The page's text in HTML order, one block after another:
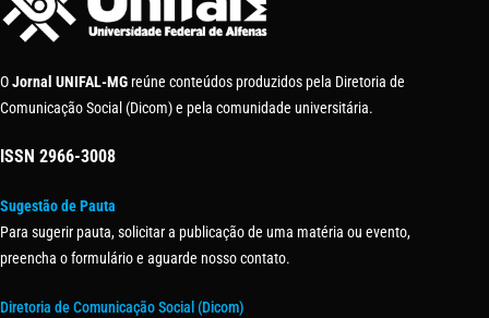
OJornal UNIFAL-MG reúne conteúdos produzidos pela Diretoria de
Comunicação Social (Dicom) e pela comunidade universitária.
ISSN 2966-3008
Sugestão de Pauta
Para sugerir pauta, solicitar a publicação de uma matéria ou evento,
preencha o formulário e aguarde nosso contato.
Diretoria de Comunicação Social (Dicom)